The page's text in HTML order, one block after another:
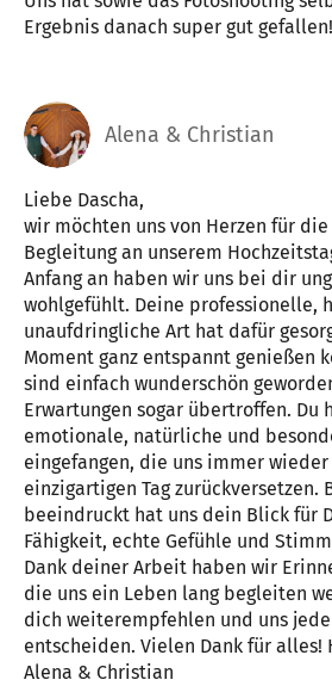
Ergebnis danach super gut
Alena & Christian
Liebe Dascha,
wir möchten uns von Herzen für
Begleitung an unserem
Anfang an haben wir uns bei dir
wohlgefühlt. Deine professionelle,
unaufdringliche Art hat dafür
Moment ganz entspannt genießen
sind einfach wunderschön
Erwartungen sogar übertroffen. Du
emotionale, natürliche und
eingefangen, die uns immer
einzigartigen Tag zurückversetzen.
beeindruckt hat uns dein Blick für
Fähigkeit, echte Gefühle und
Dank deiner Arbeit haben wir
die uns ein Leben lang begleiten
dich weiterempfehlen und uns
entscheiden. Vielen Dank für alles!
Alena & Christian